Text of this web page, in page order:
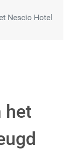
Nescio Hotel
het